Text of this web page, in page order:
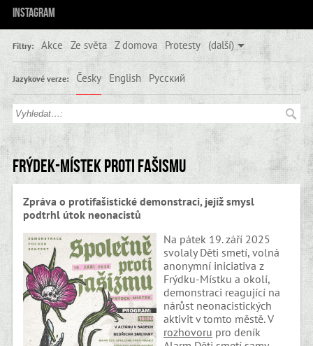
Instagram
Filtry: Akce Ze světa Z domova Protesty (další)
Jazykové verze: Česky English Русский
Frýdek-Místek proti fašismu
Zpráva o protifašistické demonstraci, jejíž smysl
podtrhl útok neonacistů
Na pátek 19. září 2025
svolaly Děti smetí, volná
anonymní iniciativa z
Frýdku-Místku a okolí,
demonstraci reagující na
nárůst neonacistických
aktivit v tomto městě. V
rozhovoru pro deník